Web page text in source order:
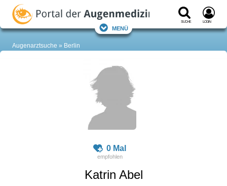
Suche Login
Menü
Augenarztsuche Berlin
0 Mal
Katrin Abel